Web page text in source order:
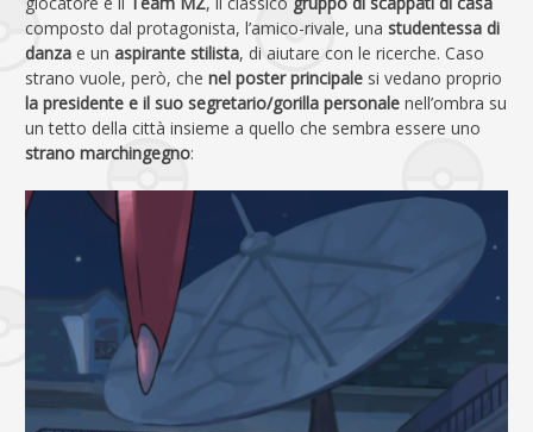
composto dal protagonista, l’amico-rivale, una studentessa di
danza e un aspirante stilista, di aiutare con le ricerche. Caso
strano vuole, però, che nel poster principale si vedano proprio
la presidente e il suo segretario/gorilla personale nell’ombra su
un tetto della città insieme a quello che sembra essere uno
strano marchingegno: